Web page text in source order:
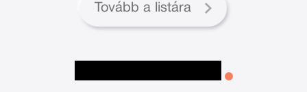
Tovább a listára